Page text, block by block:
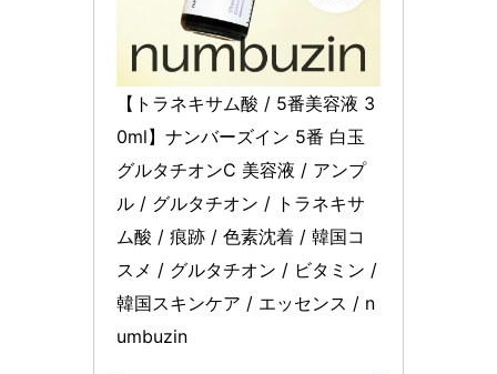
【トラネキサム酸 / 5番美容液 3
0ml】ナンバーズイン 5番 白玉
グルタチオンC 美容液 / アンプ
ル / グルタチオン / トラネキサ
ム酸 / 痕跡 / 色素沈着 / 韓国コ
スメ / グルタチオン / ビタミン /
韓国スキンケア / エッセンス / n
umbuzin